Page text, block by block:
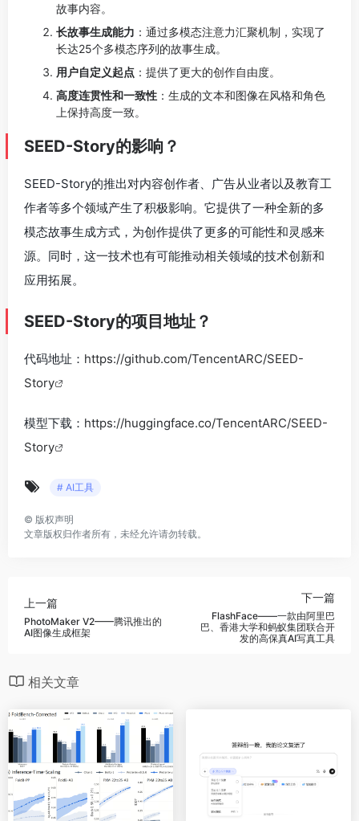
故事内容。
长故事生成能力 ：通过多模态注意力汇聚机制，实现了
长达25个多模态序列的故事生成。
用户自定义起点 ：提供了更大的创作自由度。
高度连贯性和一致性 ：生成的文本和图像在风格和角色
上保持高度一致。
SEED-Story的影响？
SEED-Story的推出对内容创作者、广告从业者以及教育工
作者等多个领域产生了积极影响。它提供了一种全新的多
模态故事生成方式，为创作提供了更多的可能性和灵感来
源。同时，这一技术也有可能推动相关领域的技术创新和
应用拓展。
SEED-Story的项目地址？
代码地址： https://github.com/TencentARC/SEED-
Story
模型下载： https://huggingface.co/TencentARC/SEED-
Story
# AI工具
© 版权声明
文章版权归作者所有，未经允许请勿转载。
上一篇
PhotoMaker V2——腾讯推出的
AI图像生成框架
下一篇
FlashFace——一款由阿里巴
巴、香港大学和蚂蚁集团联合开
发的高保真AI写真工具
相关文章